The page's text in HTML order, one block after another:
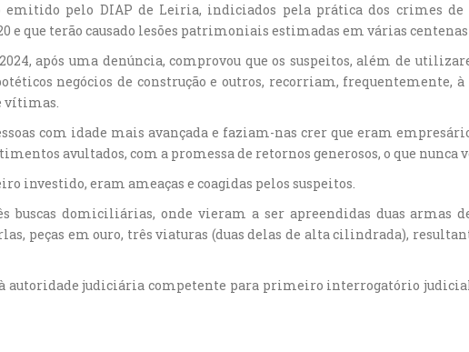
pelo DIAP de Leiria, indiciados pela prática dos crimes de
e que terão causado lesões patrimoniais estimadas em várias
após uma denúncia, comprovou que os suspeitos, além de
negócios de construção e outros, recorriam, frequentemente,
vítimas.
com idade mais avançada e faziam-nas crer que eram
avultados, com a promessa de retornos generosos, o que nunca
investido, eram ameaças e coagidas pelos suspeitos.
buscas domiciliárias, onde vieram a ser apreendidas duas armas
peças em ouro, três viaturas (duas delas de alta cilindrada),
à autoridade judiciária competente para primeiro interrogatório